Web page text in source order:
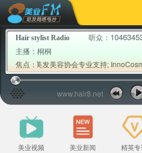
Hair stylist Radio 听众：
主播：桐桐
焦点：
感谢中国美发美容协会专业支持;
www.hair8.net
美业视频 美业新闻 精英